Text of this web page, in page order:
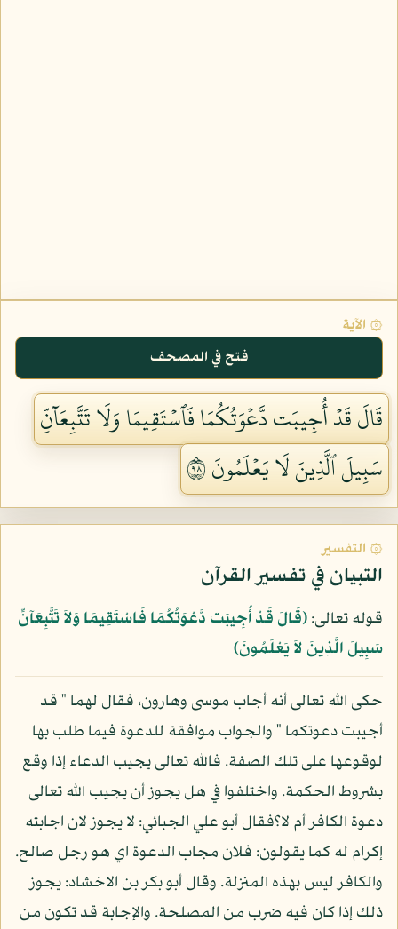
۞ الآية
فتح في المصحف
قَالَ قَدۡ أُجِيبَت دَّعۡوَتُكُمَا فَٱسۡتَقِيمَا وَلَا تَتَّبِعَآنِّ
سَبِيلَ ٱلَّذِينَ لَا يَعۡلَمُونَ ٨٩
۞ التفسير
التبيان في تفسير القرآن
قوله تعالى:﴿قَالَ قَدْ أُجِيبَت دَّعْوَتُكُمَا فَاسْتَقِيمَا وَلاَ تَتَّبِعَآنِّ
سَبِيلَ الَّذِينَ لاَ يَعْلَمُونَ﴾
حكى الله تعالى أنه أجاب موسى وهارون، فقال لهما " قد
أجيبت دعوتكما " والجواب موافقة للدعوة فيما طلب بها
لوقوعها على تلك الصفة. فالله تعالى يجيب الدعاء إذا وقع
بشروط الحكمة. واختلفوا في هل يجوز أن يجيب الله تعالى
دعوة الكافر أم لا؟فقال أبو علي الجبائي: لا يجوز لان اجابته
إكرام له كما يقولون: فلان مجاب الدعوة اي هو رجل صالح.
والكافر ليس بهذه المنزلة. وقال أبو بكر بن الاخشاد: يجوز
ذلك إذا كان فيه ضرب من المصلحة. والإجابة قد تكون من